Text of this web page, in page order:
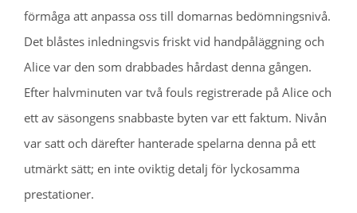
förmåga att anpassa oss till domarnas bedömningsnivå.
Det blåstes inledningsvis friskt vid handpåläggning och
Alice var den som drabbades hårdast denna gången.
Efter halvminuten var två fouls registrerade på Alice och
ett av säsongens snabbaste byten var ett faktum. Nivån
var satt och därefter hanterade spelarna denna på ett
utmärkt sätt; en inte oviktig detalj för lyckosamma
prestationer.